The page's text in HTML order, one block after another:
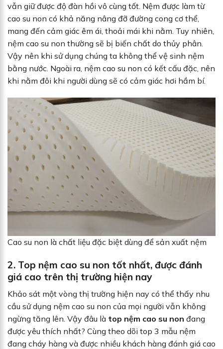
vẫn giữ được độ đàn hồi vô cùng tốt. Nệm được làm từ
cao su non có khả năng nâng đỡ đường cong cơ thể,
mang đến cảm giác êm ái, thoải mái khi nằm. Tuy nhiên,
nệm cao su non thường sẽ bị biến chất do thủy phân.
Vậy nên khi sử dụng chúng ta không thể vệ sinh nệm
bằng nước. Ngoài ra, nệm cao su non có kết cấu đặc, nên
khi nằm đôi khi người dùng sẽ có cảm giác hơi hầm bí.
Cao su non là chất liệu đặc biệt dùng để sản xuất nệm
2. Top nệm cao su non tốt nhất, được đánh
giá cao trên thị trường hiện nay
Khảo sát một vòng thị trường hiện nay có thể thấy nhu
cầu sử dụng nệm cao su non của mọi người vẫn không
ngừng tăng lên. Vậy đâu là top nệm cao su non đang
được yêu thích nhất? Cùng theo dõi top 3 mẫu nệm
đang cháy hàng và được nhiều khách hàng đánh giá cao